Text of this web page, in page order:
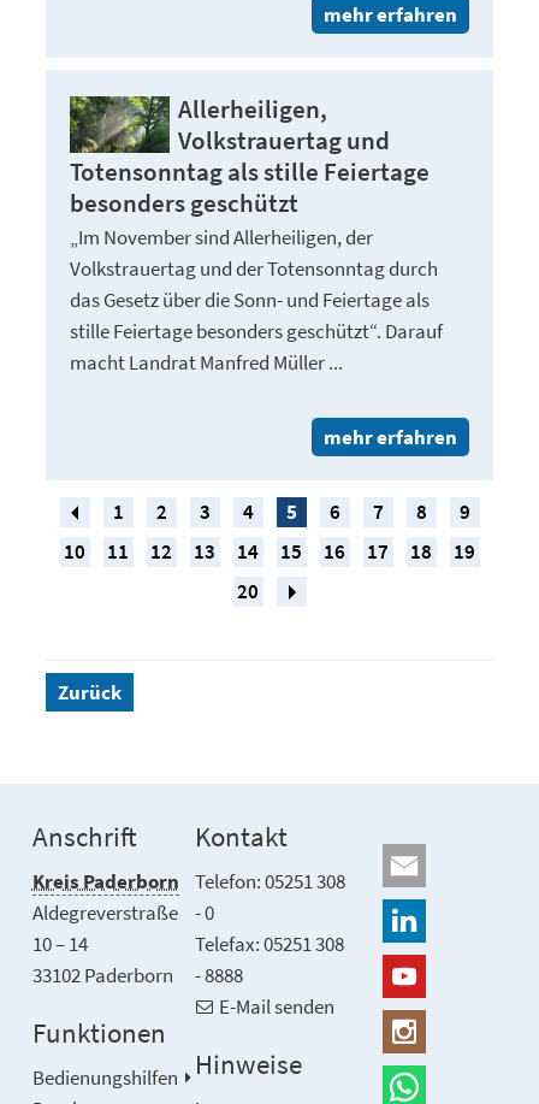
mehr erfahren
Allerheiligen,
Volkstrauertag und
Totensonntag als stille Feiertage
besonders geschützt
„Im November sind Allerheiligen, der
Volkstrauertag und der Totensonntag durch
das Gesetz über die Sonn- und Feiertage als
stille Feiertage besonders geschützt“. Darauf
macht Landrat Manfred Müller ...
mehr erfahren
1 2 3 4 5 6 7 8
9
10
11 12 13 14 15 16 17 18
19
20
Zurück
Anschrift
Kreis Paderborn
Aldegreverstraße
10 – 14
33102 Paderborn
Kontakt
Telefon: 05251 308
- 0
Telefax: 05251 308
- 8888
E-Mail senden
Funktionen
Bedienungshilfen
Hinweise